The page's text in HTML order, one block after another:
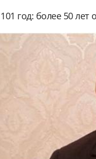
год: более 50